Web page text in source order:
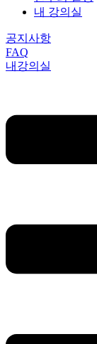
내 강의실
공지사항
FAQ
내강의실